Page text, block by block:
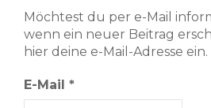
Möchtest du per e-Mail
wenn ein neuer Beitrag
hier deine e-Mail-Adresse ein.
E-Mail *